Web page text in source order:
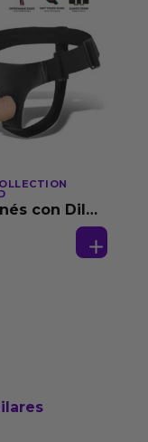
con Dildo